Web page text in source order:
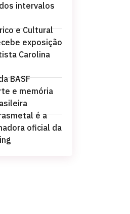
intervalos
e Cultural
exposição
Carolina
BASF
e memória
é a
oficial da